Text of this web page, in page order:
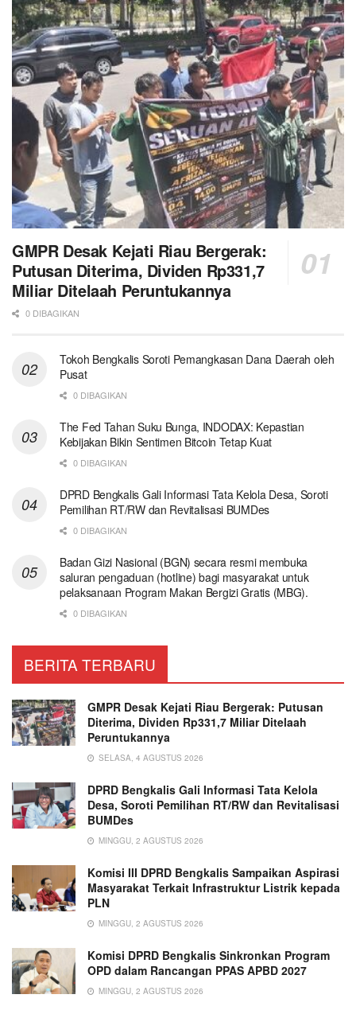
GMPR Desak Kejati Riau Bergerak:
Putusan Diterima, Dividen Rp331,7
Miliar Ditelaah Peruntukannya
0 DIBAGIKAN
Tokoh Bengkalis Soroti Pemangkasan Dana Daerah oleh
Pusat
0 DIBAGIKAN
The Fed Tahan Suku Bunga, INDODAX: Kepastian
Kebijakan Bikin Sentimen Bitcoin Tetap Kuat
0 DIBAGIKAN
DPRD Bengkalis Gali Informasi Tata Kelola Desa, Soroti
Pemilihan RT/RW dan Revitalisasi BUMDes
0 DIBAGIKAN
Badan Gizi Nasional (BGN) secara resmi membuka
saluran pengaduan (hotline) bagi masyarakat untuk
pelaksanaan Program Makan Bergizi Gratis (MBG).
0 DIBAGIKAN
BERITA TERBARU
GMPR Desak Kejati Riau Bergerak: Putusan
Diterima, Dividen Rp331,7 Miliar Ditelaah
Peruntukannya
SELASA, 4 AGUSTUS 2026
DPRD Bengkalis Gali Informasi Tata Kelola
Desa, Soroti Pemilihan RT/RW dan Revitalisasi
BUMDes
MINGGU, 2 AGUSTUS 2026
Komisi III DPRD Bengkalis Sampaikan Aspirasi
Masyarakat Terkait Infrastruktur Listrik kepada
PLN
MINGGU, 2 AGUSTUS 2026
Komisi DPRD Bengkalis Sinkronkan Program
OPD dalam Rancangan PPAS APBD 2027
MINGGU, 2 AGUSTUS 2026